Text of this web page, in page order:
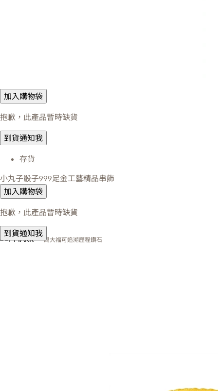
加入購物袋
抱歉，此產品暫時缺貨
到貨通知我
存貨
小丸子骰子999足金工藝精品串飾
加入購物袋
抱歉，此產品暫時缺貨
到貨通知我
周大福可追溯歷程鑽石